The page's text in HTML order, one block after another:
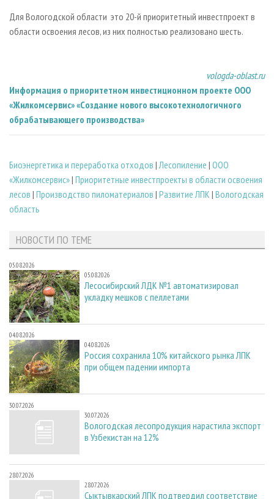
Для Вологодской области это 20-й приоритетный инвестпроект в
области освоения лесов, из них полностью реализовано шесть.
vologda-oblast.ru
Информация о приоритетном инвестиционном проекте ООО
«Жилкомсервис» «Создание нового высокотехнологичного
обрабатывающего производства»
Биoэнергетика и переработка отходов |Лесопиление | ООО
«Жилкомсервис»| Приоритетные инвестпроекты в области освоения
лесов | Производство пиломатериалов | Развитие ЛПК | Вологодская
область
НОВОСТИ ПО ТЕМЕ
05.08.2026
05.08.2026
Лесосибирский ЛДК №1 автоматизировал
укладку мешков с пеллетами
04.08.2026
04.08.2026
Россия сохранила 10% китайского рынка ЛПК
при общем падении импорта
30.07.2026
30.07.2026
Вологодская лесопродукция нарастила экспорт
в Узбекистан на 12%
28.07.2026
28.07.2026
Сыктывкарский ЛПК подтвердил соответствие